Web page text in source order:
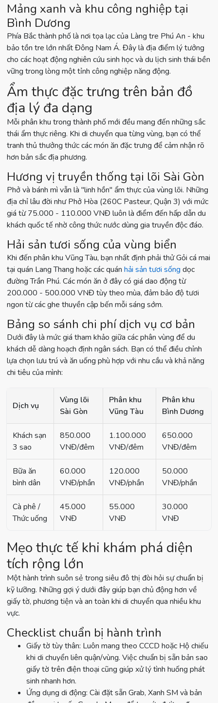
Mảng xanh và khu công nghiệp tại
Bình Dương
Phía Bắc thành phố là nơi tọa lạc của Làng tre Phú An - khu
bảo tồn tre lớn nhất Đông Nam Á. Đây là địa điểm lý tưởng
cho các hoạt động nghiên cứu sinh học và du lịch sinh thái bền
vững trong lòng một tỉnh công nghiệp năng động.
Ẩm thực đặc trưng trên bản đồ
địa lý đa dạng
Mỗi phân khu trong thành phố mới đều mang đến những sắc
thái ẩm thực riêng. Khi di chuyển qua từng vùng, bạn có thể
tranh thủ thưởng thức các món ăn đặc trưng để cảm nhận rõ
hơn bản sắc địa phương.
Hương vị truyền thống tại lõi Sài Gòn
Phở và bánh mì vẫn là "linh hồn" ẩm thực của vùng lõi. Những
địa chỉ lâu đời như Phở Hòa (260C Pasteur, Quận 3) với mức
giá từ 75.000 - 110.000 VNĐ luôn là điểm đến hấp dẫn du
khách quốc tế nhờ công thức nước dùng gia truyền độc đáo.
Hải sản tươi sống của vùng biển
Khi đến phân khu Vũng Tàu, bạn nhất định phải thử Gỏi cá mai
tại quán Lang Thang hoặc các quán hải sản tươi sống dọc
đường Trần Phú. Các món ăn ở đây có giá dao động từ
200.000 - 500.000 VNĐ tùy theo mùa, đảm bảo độ tươi
ngon từ các ghe thuyền cập bến mỗi sáng sớm.
Bảng so sánh chi phí dịch vụ cơ bản
Dưới đây là mức giá tham khảo giữa các phân vùng để du
khách dễ dàng hoạch định ngân sách. Bạn có thể điều chỉnh
lựa chọn lưu trú và ăn uống phù hợp với nhu cầu và khả năng
chi tiêu của mình:
Dịch vụ
Vùng lõi
Sài Gòn
Phân khu
Vũng Tàu
Phân khu
Bình Dương
Khách sạn
3 sao
850.000
VNĐ/đêm
1.100.000
VNĐ/đêm
650.000
VNĐ/đêm
Bữa ăn
bình dân
60.000
VNĐ/phần
120.000
VNĐ/phần
50.000
VNĐ/phần
Cà phê /
Thức uống
45.000
VNĐ
55.000
VNĐ
30.000
VNĐ
Mẹo thực tế khi khám phá diện
tích rộng lớn
Một hành trình suôn sẻ trong siêu đô thị đòi hỏi sự chuẩn bị
kỹ lưỡng. Những gợi ý dưới đây giúp bạn chủ động hơn về
giấy tờ, phương tiện và an toàn khi di chuyển qua nhiều khu
vực.
Checklist chuẩn bị hành trình
Giấy tờ tùy thân: Luôn mang theo CCCD hoặc Hộ chiếu
khi di chuyển liên quận/vùng. Việc chuẩn bị sẵn bản sao
giấy tờ trên điện thoại cũng giúp xử lý tình huống phát
sinh nhanh hơn.
Ứng dụng di động: Cài đặt sẵn Grab, Xanh SM và bản